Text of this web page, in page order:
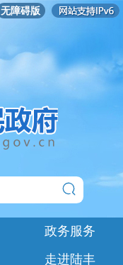
无障碍版
政务服务
走进陆丰